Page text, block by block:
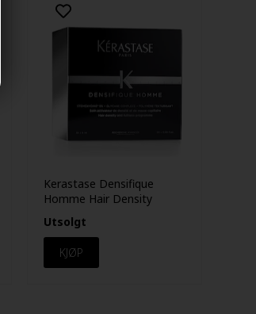
Kerastase Densifique
Homme Hair Density
Program 30x6ml
Utsolgt